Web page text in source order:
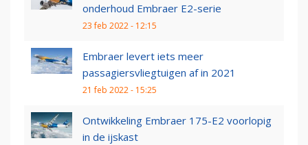
onderhoud Embraer E2-serie
23 feb 2022 - 12:15
Embraer levert iets meer
passagiersvliegtuigen af in 2021
21 feb 2022 - 15:25
Ontwikkeling Embraer 175-E2 voorlopig
in de ijskast